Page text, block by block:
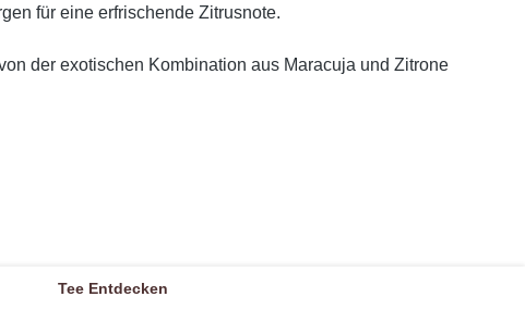
für eine erfrischende Zitrusnote.
der exotischen Kombination aus Maracuja und Zitrone
Tee Entdecken